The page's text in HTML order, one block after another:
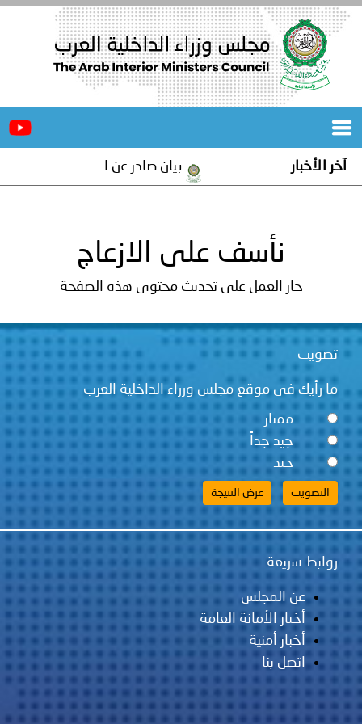
الرئيسية
المجلس
مؤتمرات
اجتماعات
جهود
إنجازات
برامج
توعوية
الخدمات
الإلكترونية
صور
وفيديو
مجلة
أصداء
الأمانة
إعلانات
من
نحن
اتصل
بنا
آخر الأخبار بيان صادر عن الأمانة العامة
نأسف على الازعاج
جارِ العمل على تحديث محتوى هذه الصفحة
تصويت
ما رأيك في موقع مجلس وزراء الداخلية العرب
ممتاز
جيد جداً
جيد
روابط سريعة
عن المجلس
أخبار الأمانة العامة
أخبار أمنية
اتصل بنا